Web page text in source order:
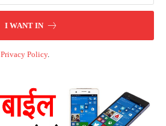
I WANT IN
Privacy Policy.